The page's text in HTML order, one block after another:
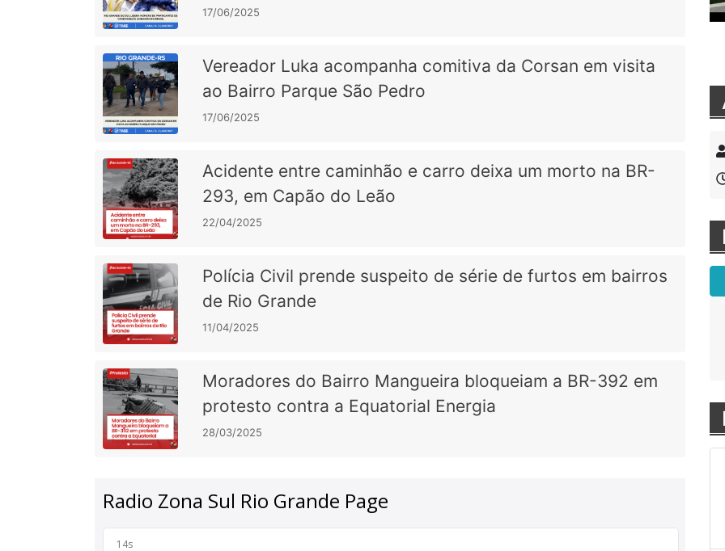
17/06/2025
Vereador Luka acompanha comitiva da Corsan em visita
ao Bairro Parque São Pedro
17/06/2025
Acidente entre caminhão e carro deixa um morto na BR-
293, em Capão do Leão
22/04/2025
Polícia Civil prende suspeito de série de furtos em bairros
de Rio Grande
11/04/2025
Moradores do Bairro Mangueira bloqueiam a BR-392 em
protesto contra a Equatorial Energia
28/03/2025
O site ficou ótimo, parabéns !
O site ficou ótimo, parabéns !